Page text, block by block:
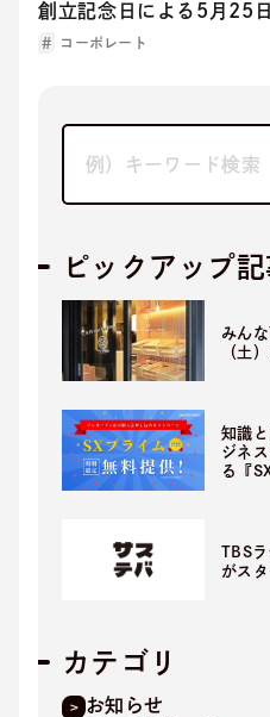
創立記念日による5月25
コーポレート
ピックアップ
みん
（土
知識
ジネ
る『
TBSラ
がスタ
カテゴリ
お知らせ